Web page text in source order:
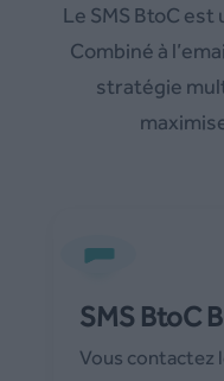
Le SMS BtoC
Combiné à
stratégie
SMS BtoC
Vous contactez